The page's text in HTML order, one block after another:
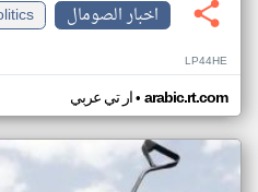
اخبار الصومال
LP44HE
ار تي عربي• arabic.rt.com